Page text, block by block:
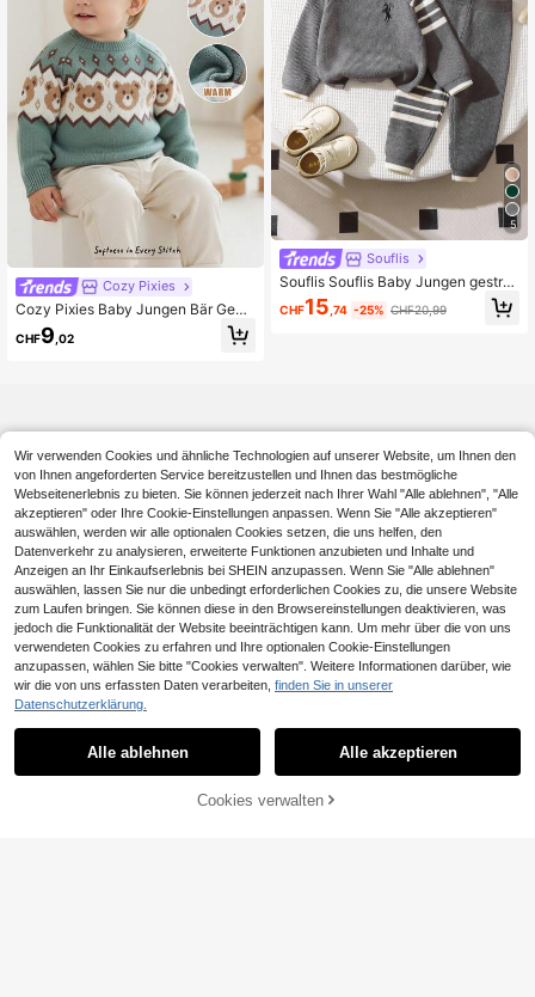
Cozy Pixies
Cozy Pixies Baby Jungen Bär Geo
metrisches Muster Rundhals Langar
m Pullover, dick, weich, bequem, vi
CHF9 ,02
5
Souflis
Souflis Souflis Baby Jungen gestrei
fter Rundhals-Raglanärmel-Pullove
r und gestrickte Hose Set, Herbst
CHF15 ,74 -25% CHF20,99
Sorry, dieses Produkt ist ausverkauft.
Ähnliche vorrätige Artikel anzeigen Alle ansehen
AUSVERKAUFT
Wir verwenden Cookies und ähnliche Technologien auf unserer Website, um Ihnen den
von Ihnen angeforderten Service bereitzustellen und Ihnen das bestmögliche
Webseitenerlebnis zu bieten. Sie können jederzeit nach Ihrer Wahl "Alle ablehnen", "Alle
akzeptieren" oder Ihre Cookie-Einstellungen anpassen. Wenn Sie "Alle akzeptieren"
auswählen, werden wir alle optionalen Cookies setzen, die uns helfen, den
Datenverkehr zu analysieren, erweiterte Funktionen anzubieten und Inhalte und
Anzeigen an Ihr Einkaufserlebnis bei SHEIN anzupassen. Wenn Sie "Alle ablehnen"
auswählen, lassen Sie nur die unbedingt erforderlichen Cookies zu, die unsere Website
zum Laufen bringen. Sie können diese in den Browsereinstellungen deaktivieren, was
jedoch die Funktionalität der Website beeinträchtigen kann. Um mehr über die von uns
verwendeten Cookies zu erfahren und Ihre optionalen Cookie-Einstellungen
anzupassen, wählen Sie bitte "Cookies verwalten". Weitere Informationen darüber, wie
wir die von uns erfassten Daten verarbeiten, finden Sie in unserer
Datenschutzerklärung.
Alle ablehnen Alle akzeptieren
Cookies verwalten